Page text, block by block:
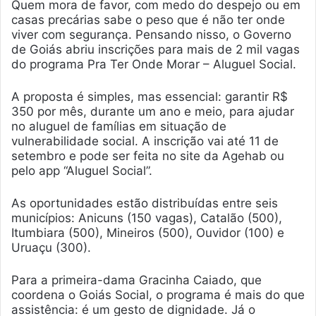
Quem mora de favor, com medo do despejo ou em
casas precárias sabe o peso que é não ter onde
viver com segurança. Pensando nisso, o Governo
de Goiás abriu inscrições para mais de 2 mil vagas
do programa Pra Ter Onde Morar – Aluguel Social.
A proposta é simples, mas essencial: garantir R$
350 por mês, durante um ano e meio, para ajudar
no aluguel de famílias em situação de
vulnerabilidade social. A inscrição vai até 11 de
setembro e pode ser feita no site da Agehab ou
pelo app “Aluguel Social”.
As oportunidades estão distribuídas entre seis
municípios: Anicuns (150 vagas), Catalão (500),
Itumbiara (500), Mineiros (500), Ouvidor (100) e
Uruaçu (300).
Para a primeira-dama Gracinha Caiado, que
coordena o Goiás Social, o programa é mais do que
assistência: é um gesto de dignidade. Já o